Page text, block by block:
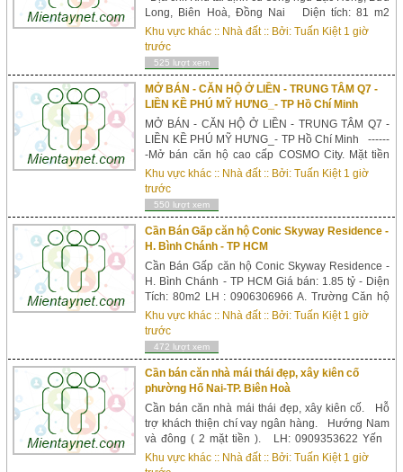
Long, Biên Hoà, Đồng Nai Diện tích: 81 m2
(ngang 4.5m, dài 18m), Hướng Bắc. Vị trí: Lô A10
Tình trạng giấy tờ: mới bốc thăm chưa đóng
thuế. Khu dân cư đẹp hiện hữu, xây dựng tự do.
...
Khu vực khác :: Nhà đất:: Bởi:Tuấn Kiệt 1 giờ
trước
525 lượt xem
MỞ BÁN - CĂN HỘ Ở LIỀN - TRUNG TÂM Q7 -
LIỀN KỀ PHÚ MỸ HƯNG_- TP Hồ Chí Minh
MỞ BÁN - CĂN HỘ Ở LIỀN - TRUNG TÂM Q7 -
LIỀN KỀ PHÚ MỸ HƯNG_- TP Hồ Chí Minh ------
-Mở bán căn hộ cao cấp COSMO City. Mặt tiền
đường Nguyễn Thị Thập - Quận 7 ------- Chỉ Cần
Thanh Toán 980_triệu (40%) Đã nhận nhà ngay (
số còn lại cứ thanh toán 50 triệu 1 tháng không lãi
xuất cũng được ) -----Đơn...
Khu vực khác :: Nhà đất:: Bởi:Tuấn Kiệt 1 giờ
trước
550 lượt xem
Cần Bán Gấp căn hộ Conic Skyway Residence -
H. Bình Chánh - TP HCM
Cần Bán Gấp căn hộ Conic Skyway Residence -
H. Bình Chánh - TP HCM Giá bán: 1.85 tỷ - Diện
Tích: 80m2 LH : 0906306966 A. Trường Căn hộ
Gồm 2phòng ngủ, 2 wc . Tặng Full nội thất cao
cấp : Máy lạnh 2 ,Máy nước nóng 2 ,máy lọc nước
(nóng lạnh) ,máy giặt , 1 tủ giường + nệm , 2 bộ
sof , 1 bộ bàn ăn, đèn trang trí - đ...
Khu vực khác :: Nhà đất:: Bởi:Tuấn Kiệt 1 giờ
trước
472 lượt xem
Cần bán căn nhà mái thái đẹp, xây kiên cố
phường Hố Nai-TP. Biên Hoà
Cần bán căn nhà mái thái đẹp, xây kiên cố. Hỗ
trợ khách thiện chí vay ngân hàng. Hướng Nam
và đông ( 2 mặt tiền ). LH: 0909353622 Yến
Đường lớn , có sân để xe hơi, gần ngay giáo xứ
Bắc Hải Hố Nai, gần UBND phường, cách đường
Khu vực khác :: Nhà đất:: Bởi:Tuấn Kiệt 1 giờ